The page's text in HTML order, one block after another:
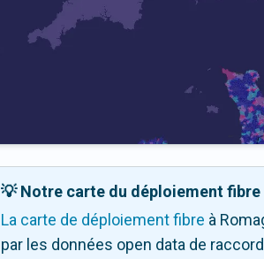
💡 Notre carte du déploiement fibre
La carte de déploiement fibre à
par les données open data de